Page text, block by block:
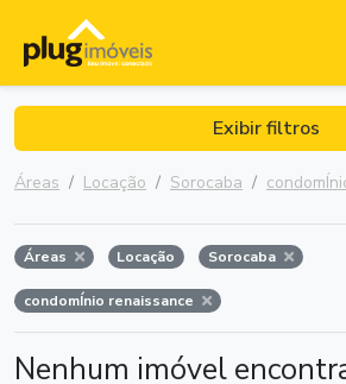
Exibir filtros
Áreas Locação Sorocaba
Áreas Locação Sorocaba
condomÍnio renaissance
Nenhum imóvel